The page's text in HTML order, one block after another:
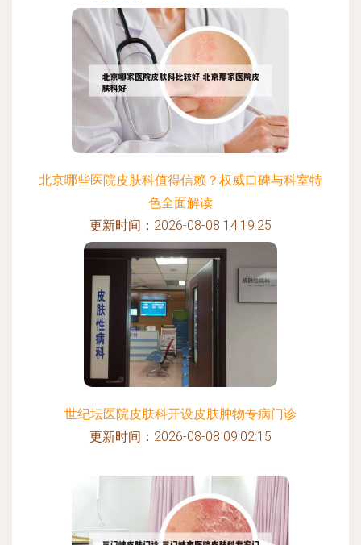
北京哪些医院皮肤科值得信赖？权威口碑与科室特
色全面解读
更新时间：2026-08-08 14:19:25
世纪坛医院皮肤科开设皮肤肿物专病门诊
更新时间：2026-08-08 09:02:15